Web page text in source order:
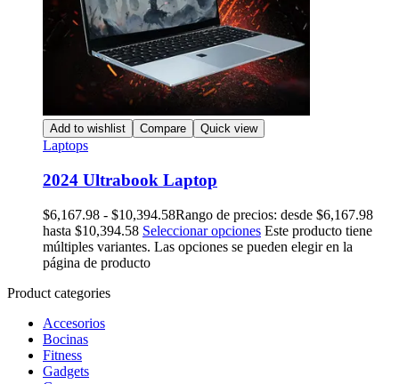
Add to wishlist Compare Quick view
Laptops
2024 Ultrabook Laptop
$6,167.98 - $10,394.58Rango de precios: desde $6,167.98
hasta $10,394.58 Seleccionar opciones Este producto tiene
múltiples variantes. Las opciones se pueden elegir en la
página de producto
Product categories
Accesorios
Bocinas
Fitness
Gadgets